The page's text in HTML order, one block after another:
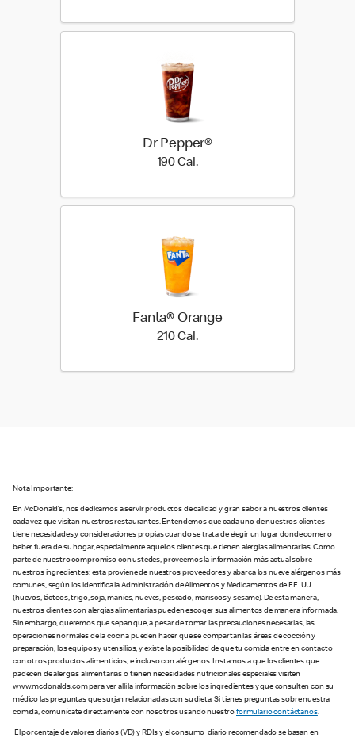
Dr Pepper®
190 Cal.190 Cal.
Fanta® Orange
210 Cal.210 Cal.
Nota Importante:
En McDonald’s, nos dedicamos a servir productos de calidad y gran sabor a nuestros clientes
cada vez que visitan nuestros restaurantes. Entendemos que cada uno de nuestros clientes
tiene necesidades y consideraciones propias cuando se trata de elegir un lugar donde comer o
beber fuera de su hogar, especialmente aquellos clientes que tienen alergias alimentarias. Como
parte de nuestro compromiso con ustedes, proveemos la información más actual sobre
nuestros ingredientes; esta proviene de nuestros proveedores y abarca los nueve alérgenos más
comunes, según los identifica la Administración de Alimentos y Medicamentos de EE. UU.
(huevos, lácteos, trigo, soja, maníes, nueves, pescado, mariscos y sesame). De esta manera,
nuestros clientes con alergias alimentarias pueden escoger sus alimentos de manera informada.
Sin embargo, queremos que sepan que, a pesar de tomar las precauciones necesarias, las
operaciones normales de la cocina pueden hacer que se compartan las áreas de cocción y
preparación, los equipos y utensilios, y existe la posibilidad de que tu comida entre en contacto
con otros productos alimenticios, e incluso con alérgenos. Instamos a que los clientes que
padecen de alergias alimentarias o tienen necesidades nutricionales especiales visiten
www.mcdonalds.com para ver allí la información sobre los ingredientes y que consulten con su
médico las preguntas que surjan relacionadas con su dieta. Si tienes preguntas sobre nuestra
comida, comunícate directamente con nosotros usando nuestroformulario contáctanos.
El porcentaje de valores diarios (VD) y RDIs y el consumo diario recomendado se basan en